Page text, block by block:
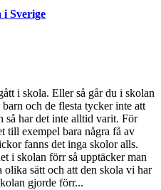
i Sverige
i skola. Eller så går du i skolan
och de flesta tycker inte att
så har det inte alltid varit. För
till exempel bara några få av
fanns det inga skolor alls.
i skolan förr så upptäcker man
olika sätt och att den skola vi har
gjorde förr...